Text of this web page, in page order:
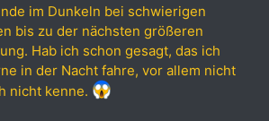
im Dunkeln bei schwierigen
bis zu der nächsten größeren
Hab ich schon gesagt, das ich
in der Nacht fahre, vor allem nicht
nicht kenne.